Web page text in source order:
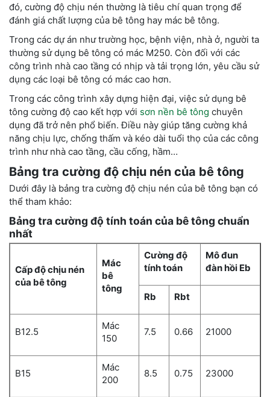
đó, cường độ chịu nén thường là tiêu chí quan trọng để
đánh giá chất lượng của bê tông hay mác bê tông.
Trong các dự án như trường học, bệnh viện, nhà ở, người ta
thường sử dụng bê tông có mác M250. Còn đối với các
công trình nhà cao tầng có nhịp và tải trọng lớn, yêu cầu sử
dụng các loại bê tông có mác cao hơn.
Trong các công trình xây dựng hiện đại, việc sử dụng bê
tông cường độ cao kết hợp với sơn nền bê tông chuyên
dụng đã trở nên phổ biến. Điều này giúp tăng cường khả
năng chịu lực, chống thấm và kéo dài tuổi thọ của các công
trình như nhà cao tầng, cầu cống, hầm…
Bảng tra cường độ chịu nén của bê tông
Dưới đây là bảng tra cường độ chịu nén của bê tông bạn có
thể tham khảo:
Bảng tra cường độ tính toán của bê tông chuẩn
nhất
Cấp độ chịu nén
của bê tông
Mác
bê
tông
Cường độ
tính toán
Mô đun
đàn hồi Eb
Rb Rbt
B12.5
Mác
150
7.5 0.66 21000
B15
Mác
200
8.5 0.75 23000